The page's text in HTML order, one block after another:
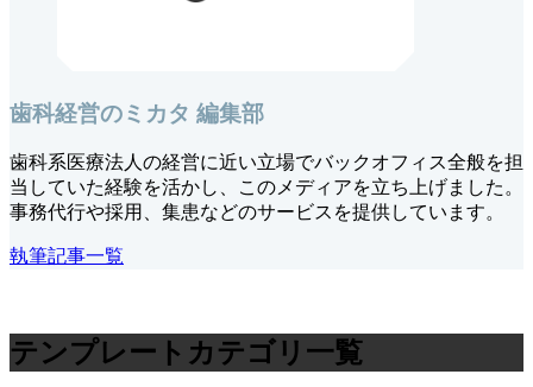
歯科経営のミカタ 編集部
歯科系医療法人の経営に近い立場でバックオフィス全般を担
当していた経験を活かし、このメディアを立ち上げました。
事務代行や採用、集患などのサービスを提供しています。
執筆記事一覧
テンプレートカテゴリ一覧